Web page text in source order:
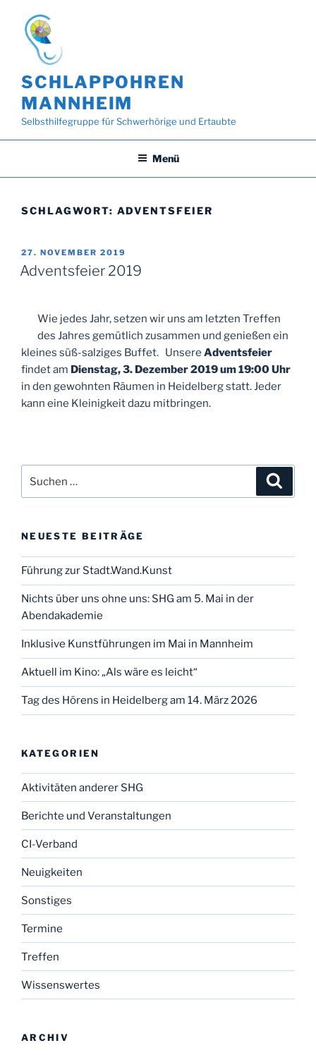
Inhalt
springen
SCHLAPPOHREN
MANNHEIM
Selbsthilfegruppe für Schwerhörige und Ertaubte
Menü
SCHLAGWORT: ADVENTSFEIER
VERÖFFENTLICHT
AM
27. NOVEMBER 2019
Adventsfeier 2019
Wie jedes Jahr, setzen wir uns am letzten Treffen
des Jahres gemütlich zusammen und genießen ein
kleines süß-salziges Buffet. Unsere Adventsfeier
findet am Dienstag, 3. Dezember 2019 um 19:00 Uhr
in den gewohnten Räumen in Heidelberg statt. Jeder
kann eine Kleinigkeit dazu mitbringen.
nach:
NEUESTE BEITRÄGE
Führung zur Stadt.Wand.Kunst
Nichts über uns ohne uns: SHG am 5. Mai in der
Abendakademie
Inklusive Kunstführungen im Mai in Mannheim
Aktuell im Kino: „Als wäre es leicht“
Tag des Hörens in Heidelberg am 14. März 2026
KATEGORIEN
Aktivitäten anderer SHG
Berichte und Veranstaltungen
CI-Verband
Neuigkeiten
Sonstiges
Termine
Treffen
Wissenswertes
ARCHIV